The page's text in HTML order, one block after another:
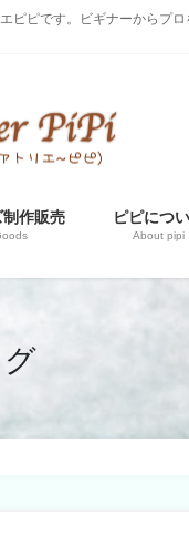
ピピです。ビギナーからプロ
制作販売 ピピにつ
About pipi